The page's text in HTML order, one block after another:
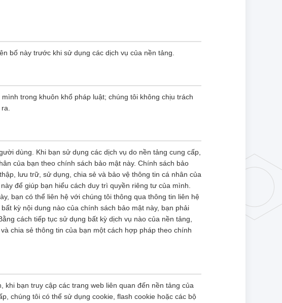
bố này trước khi sử dụng các dịch vụ của nền tảng.
trong khuôn khổ pháp luật; chúng tôi không chịu trách
dùng. Khi bạn sử dụng các dịch vụ do nền tảng cung cấp,
của bạn theo chính sách bảo mật này. Chính sách bảo
lưu trữ, sử dụng, chia sẻ và bảo vệ thông tin cá nhân của
để giúp bạn hiểu cách duy trì quyền riêng tư của mình.
bạn có thể liên hệ với chúng tôi thông qua thông tin liên hệ
kỳ nội dung nào của chính sách bảo mật này, bạn phải
cách tiếp tục sử dụng bất kỳ dịch vụ nào của nền tảng,
chia sẻ thông tin của bạn một cách hợp pháp theo chính
bạn truy cập các trang web liên quan đến nền tảng của
chúng tôi có thể sử dụng cookie, flash cookie hoặc các bộ